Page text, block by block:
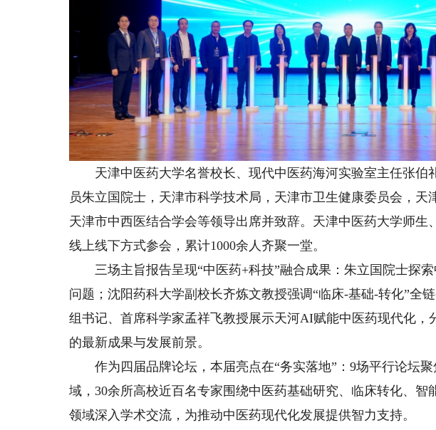
天津中医药大学名誉校长、现代中医药海河实验室主任张伯
员朱立国院士，天津市科学技术局，天津市卫生健康委员会，天
天津市中西医结合学会等领导出席并致辞。天津中医药大学师生
线上线下方式参会，累计1000余人齐聚一堂。
三场主旨报告呈现“中医药+科技”融合成果：朱立国院士探索
问题；沈阳药科大学副校长齐炼文教授强调“临床-基础-转化”全
组书记、首席科学家孟祥飞教授展示天河AI赋能中医药现代化，
的最新成果与发展前景。
作为四届品牌论坛，本届亮点在“务实落地”：9场平行论坛聚
域，30余所高校近百名专家围绕中医药基础研究、临床转化、智
领域深入学术交流，为推动中医药现代化发展提供智力支持。